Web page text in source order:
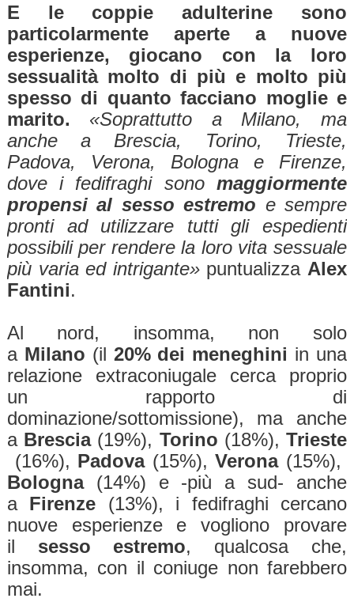
E le coppie adulterine sono
particolarmente aperte a nuove
esperienze, giocano con la loro
sessualità molto di più e molto più
spesso di quanto facciano moglie e
marito.
«Soprattutto a Milano, ma
anche a Brescia, Torino, Trieste,
Padova, Verona, Bologna e Firenze,
dove i fedifraghi sono maggiormente
propensi al sesso estremo e sempre
pronti ad utilizzare tutti gli espedienti
possibili per rendere la loro vita sessuale
più varia ed intrigante»puntualizza Alex
Fantini.
Al nord, insomma, non solo
a Milano (il 20% dei meneghini in una
relazione extraconiugale cerca proprio
un rapporto di
dominazione/sottomissione), ma anche
a Brescia(19%), Torino (18%), Trieste
(16%), Padova(15%),Verona(15%),
Bologna(14%) e -più a sud- anche
a Firenze (13%), i fedifraghi cercano
nuove esperienze e vogliono provare
il sesso estremo, qualcosa che,
insomma, con il coniuge non farebbero
mai.